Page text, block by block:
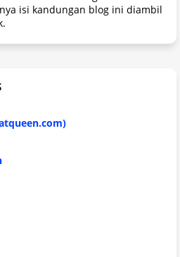
isi kandungan blog ini diambil